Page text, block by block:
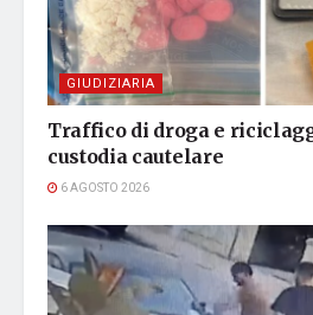
GIUDIZIARIA
Traffico di droga e
custodia cautelare
6 AGOSTO 2026